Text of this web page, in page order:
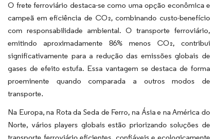
O frete ferroviário destaca-se como uma opção econômica e
campeã em eficiência de CO₂, combinando custo-benefício
com responsabilidade ambiental. O transporte ferroviário,
emitindo aproximadamente 86% menos CO₂, contribui
significativamente para a redução das emissões globais de
gases de efeito estufa. Essa vantagem se destaca de forma
proeminente quando comparada a outros modos de
transporte.
Na Europa, na Rota da Seda de Ferro, na Ásia e na América do
Norte, vários players globais estão priorizando soluções de